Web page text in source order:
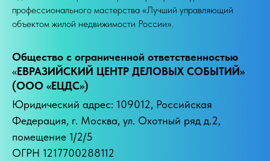
профессионального мастерства «Лучший управляющий
объектом жилой недвижимости России».
Общество с ограниченной ответственностью
«ЕВРАЗИЙСКИЙ ЦЕНТР ДЕЛОВЫХ СОБЫТИЙ»
(ООО «ЕЦДС»)
Юридический адрес: 109012, Российская
Федерация, г. Москва, ул. Охотный ряд д.2,
помещение 1/2/5
ОГРН 1217700288112